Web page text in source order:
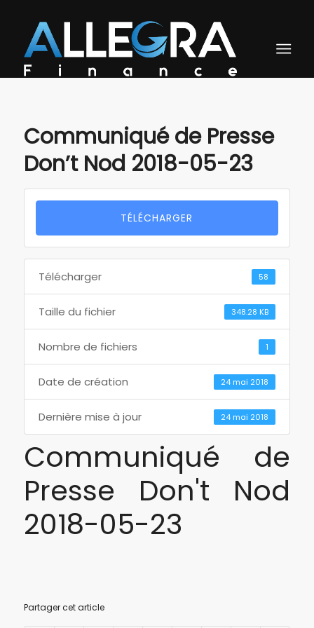
Communiqué de Presse
Don’t Nod 2018-05-23
TÉLÉCHARGER
Télécharger 58
Taille du fichier 348.28 KB
Nombre de fichiers 1
Date de création 24 mai 2018
Dernière mise à jour 24 mai 2018
Communiqué de
Presse Don't Nod
2018-05-23
Partager cet article